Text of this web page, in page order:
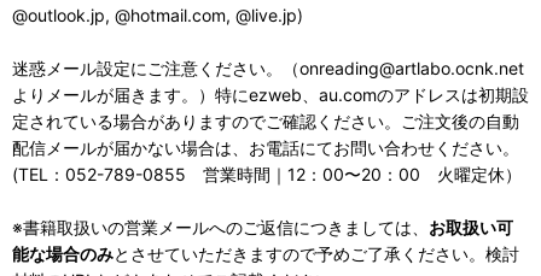
@outlook.jp, @hotmail.com, @live.jp)
迷惑メール設定にご注意ください。（onreading@artlabo.ocnk.net
よりメールが届きます。）特にezweb、au.comのアドレスは初期設
定されている場合がありますのでご確認ください。ご注文後の自動
配信メールが届かない場合は、お電話にてお問い合わせください。
(TEL：052-789-0855 営業時間｜12：00〜20：00 火曜定休）
※書籍取扱いの営業メールへのご返信につきましては、 お取扱い可
能な場合のみとさせていただきますので予めご了承ください。検討